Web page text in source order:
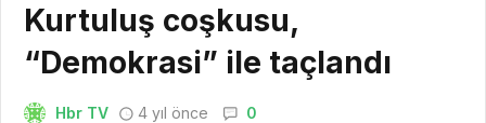
Kurtuluş coşkusu,
“Demokrasi” ile taçlandı
Hbr TV 4 yıl önce
0